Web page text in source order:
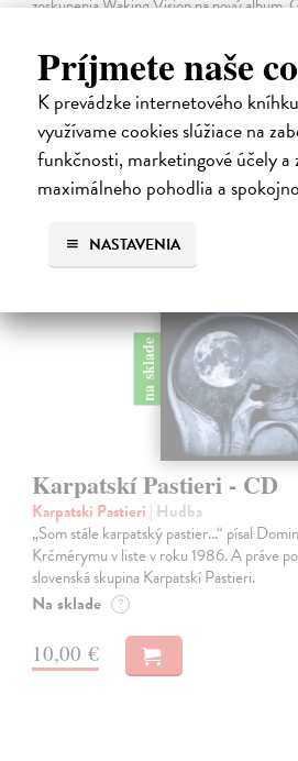
Príjmete naše
K prevádzke internetového
využívame cookies slúžiace na
funkčnosti, marketingové účely a
maximálneho pohodlia a
NASTAVENIA
zoskupenia Waking Vision na nový album.
College of…
Na sklade ?
13,00 €
na sklade
Karpatskí Pastieri - CD
Karpatskí Pastieri | Hudba
„Som stále karpatský pastier...“ písal
Krčmérymu v liste v roku 1986. A práve
slovenská skupina Karpatskí Pastieri.
Na sklade ?
10,00 €